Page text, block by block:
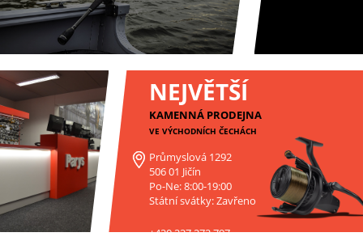
NEJVĚTŠÍ
KAMENNÁ PRODEJNA
VE VÝCHODNÍCH ČECHÁCH
Průmyslová 1292
506 01 Jičín
Po-Ne: 8:00-19:00
Státní svátky: Zavřeno
+420 227 272 797